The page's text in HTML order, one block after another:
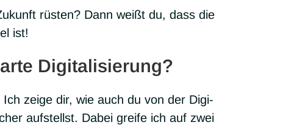
rüs­ten? Dann weißt du, dass die
ist!
Digitalisierung?
zeige dir, wie auch du von der Digi­
auf­stellst. Dabei greife ich auf zwei